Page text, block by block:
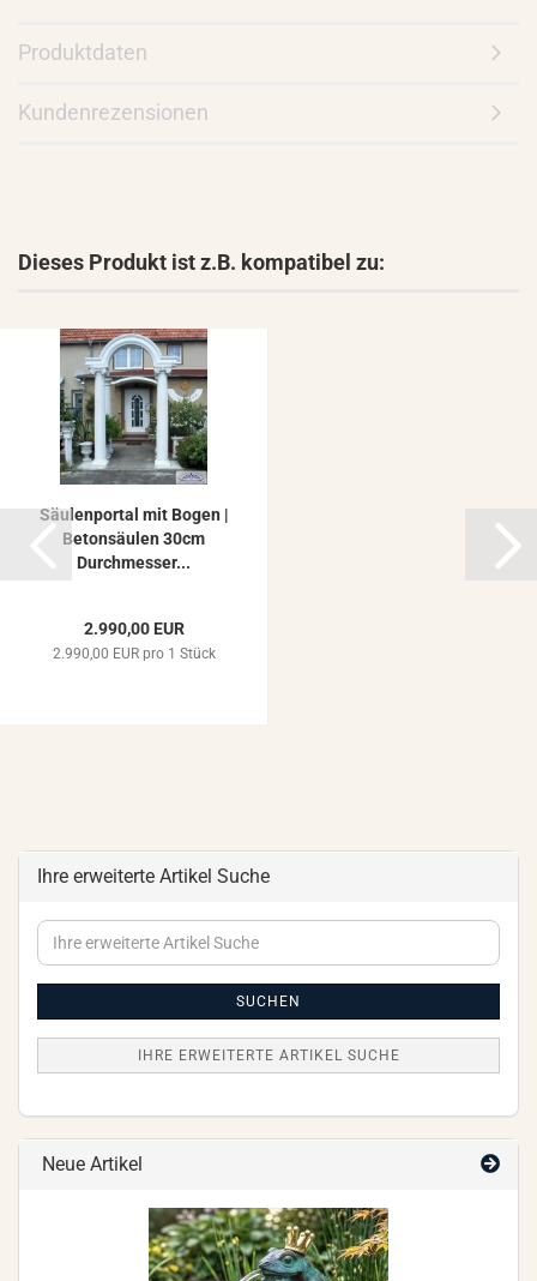
Produktdaten
Kundenrezensionen
Dieses Produkt ist z.B. kompatibel zu:
Säu­len­por­tal mit Bogen |
Be­ton­säu­len 30cm
Durch­mes­ser...
2.990,00 EUR
2.990,00 EUR pro 1 Stück
Ihre erweiterte Artikel Suche
Ihre
erweiterte
SUCHEN
IHRE ERWEITERTE ARTIKEL SUCHE
Neue Artikel